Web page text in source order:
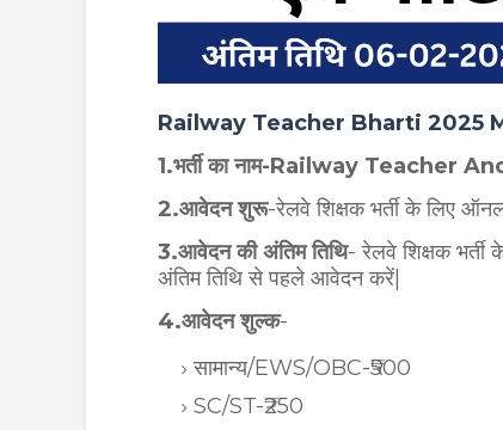
Railway Teacher Bharti 2025
1.भर्ती का नाम-Railway Teacher
2.आवेदन शुरू-रेलवे शिक्षक भर्ती के लिए
3.आवेदन की अंतिम तिथि- रेलवे शिक्षक
अंतिम तिथि से पहले आवेदन करें|
4.आवेदन शुल्क-
सामान्य/EWS/OBC-₹500
SC/ST-₹250